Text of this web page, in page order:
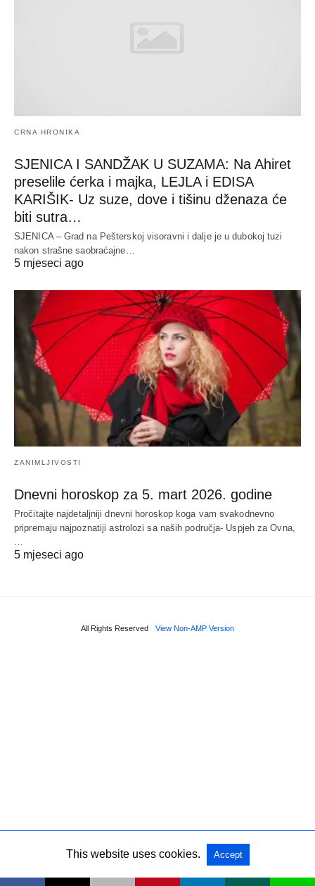
CRNA HRONIKA
SJENICA I SANDŽAK U SUZAMA: Na Ahiret
preselile ćerka i majka, LEJLA i EDISA
KARIŠIK- Uz suze, dove i tišinu dženaza će
biti sutra…
SJENICA – Grad na Pešterskoj visoravni i dalje je u dubokoj tuzi
nakon strašne saobraćajne…
5 mjeseci ago
ZANIMLJIVOSTI
Dnevni horoskop za 5. mart 2026. godine
Pročitajte najdetaljniji dnevni horoskop koga vam svakodnevno
pripremaju najpoznatiji astrolozi sa naših područja- Uspjeh za Ovna,
…
5 mjeseci ago
All Rights Reserved View Non-AMP Version
This website uses cookies. Accept